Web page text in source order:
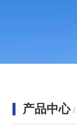
产品中心 /